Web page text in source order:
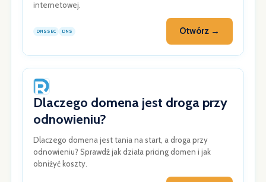
internetowej.
DNSSEC DNS Otwórz →
Dlaczego domena jest droga przy
odnowieniu?
Dlaczego domena jest tania na start, a droga przy
odnowieniu? Sprawdź jak działa pricing domen i jak
obniżyć koszty.